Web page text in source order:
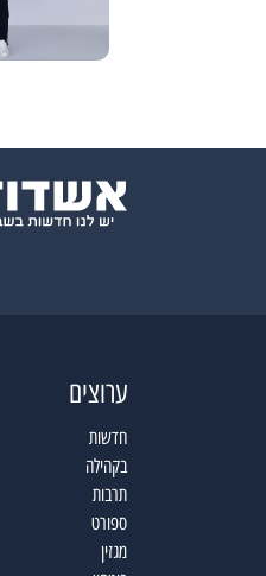
ערוצים
חדשות
בקהילה
תרבות
ספורט
מגזין